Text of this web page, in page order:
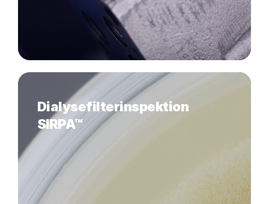
Dialysefilterinspektion
SIRPA™